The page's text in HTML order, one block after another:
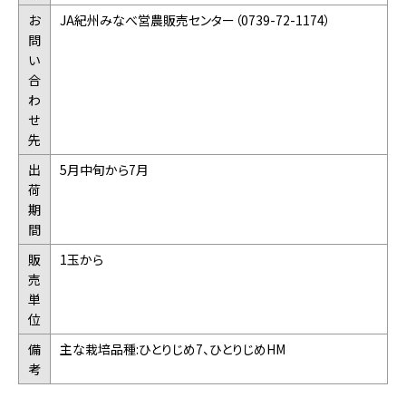
お
問
い
合
わ
せ
先
JA紀州みなべ営農販売センター（0739-72-1174）
出
荷
期
間
5月中旬から7月
販
売
単
位
1玉から
備
考
主な栽培品種:ひとりじめ7、ひとりじめHM